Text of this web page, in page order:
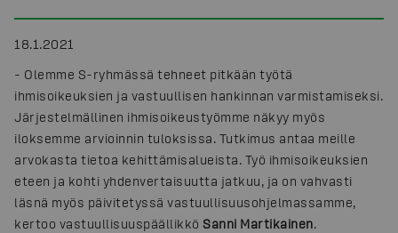
18.1.2021
- Olemme S-ryhmässä tehneet pitkään työtä
ihmisoikeuksien ja vastuullisen hankinnan varmistamiseksi.
Järjestelmällinen ihmisoikeustyömme näkyy myös
iloksemme arvioinnin tuloksissa. Tutkimus antaa meille
arvokasta tietoa kehittämisalueista. Työ ihmisoikeuksien
eteen ja kohti yhdenvertaisuutta jatkuu, ja on vahvasti
läsnä myös päivitetyssä vastuullisuusohjelmassamme,
kertoo vastuullisuuspäällikkö Sanni Martikainen.